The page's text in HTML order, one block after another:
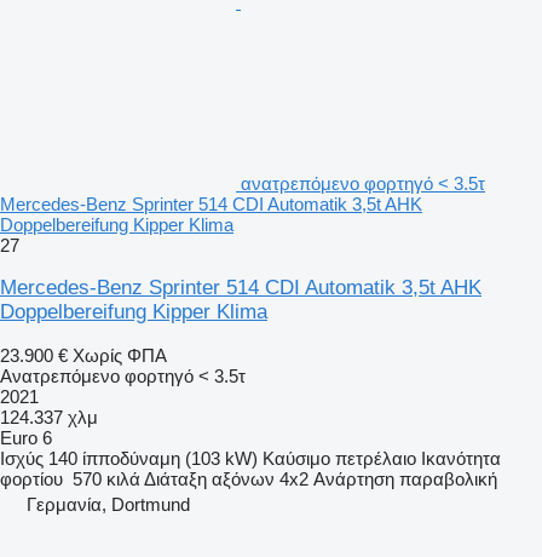
ανατρεπόμενο φορτηγό < 3.5τ
Mercedes-Benz Sprinter 514 CDI Automatik 3,5t AHK
Doppelbereifung Kipper Klima
27
Mercedes-Benz Sprinter 514 CDI Automatik 3,5t AHK
Doppelbereifung Kipper Klima
23.900 € Χωρίς ΦΠΑ
Ανατρεπόμενο φορτηγό < 3.5τ
2021
124.337 χλμ
Euro 6
Ισχύς 140 ίπποδύναμη (103 kW) Καύσιμο πετρέλαιο Ικανότητα
φορτίου 570 κιλά Διάταξη αξόνων 4x2 Ανάρτηση παραβολική
Γερμανία, Dortmund